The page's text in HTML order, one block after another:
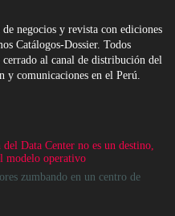
negocios y revista con ediciones
Catálogos-Dossier. Todos
al canal de distribución del
y comunicaciones en el Perú.
Data Center no es un destino,
modelo operativo
zumbando en un centro de